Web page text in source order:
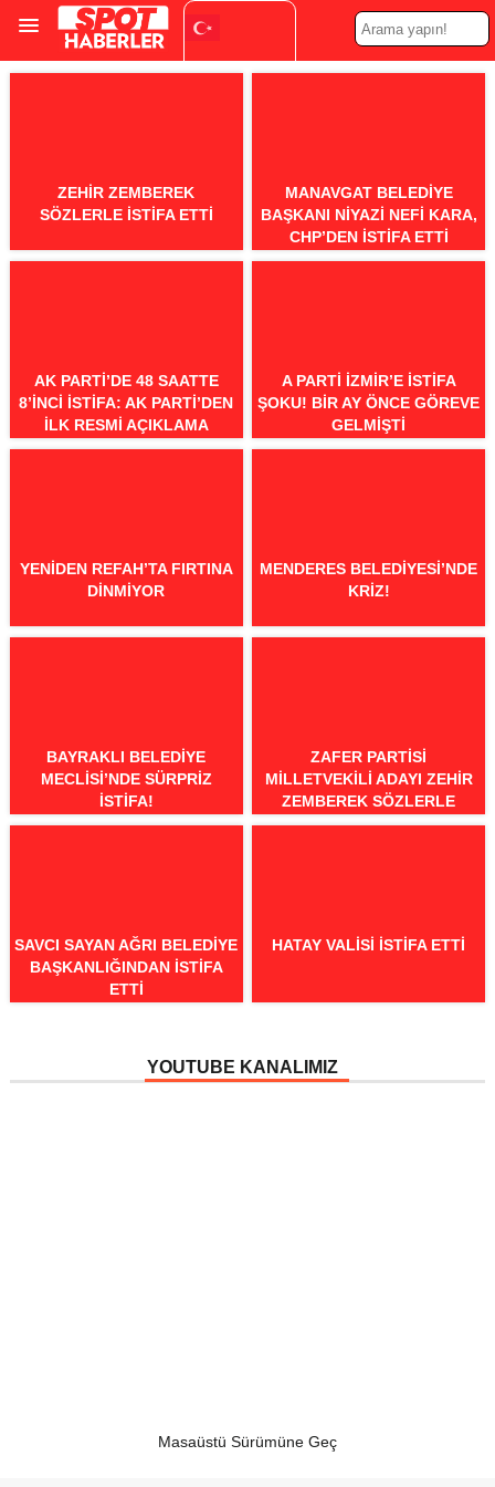
Turkish
ZEHIR ZEMBEREK
SÖZLERLE İSTIFA ETTI
MANAVGAT BELEDIYE
BAŞKANI NIYAZI NEFI KARA,
CHP’DEN İSTIFA ETTI
AK PARTI’DE 48 SAATTE
8’INCI ISTIFA: AK PARTI’DEN
ILK RESMI AÇIKLAMA
A PARTI İZMIR’E ISTIFA
ŞOKU! BIR AY ÖNCE GÖREVE
GELMIŞTI
YENIDEN REFAH’TA FIRTINA
DINMIYOR
MENDERES BELEDIYESI’NDE
KRIZ!
BAYRAKLI BELEDIYE
MECLISI’NDE SÜRPRIZ
İSTIFA!
ZAFER PARTISI
MILLETVEKILI ADAYI ZEHIR
ZEMBEREK SÖZLERLE
ISTIFA ETTI!
SAVCI SAYAN AĞRI BELEDIYE
BAŞKANLIĞINDAN ISTIFA
ETTI
HATAY VALISI ISTIFA ETTI
YOUTUBE KANALIMIZ
Masaüstü Sürümüne Geç